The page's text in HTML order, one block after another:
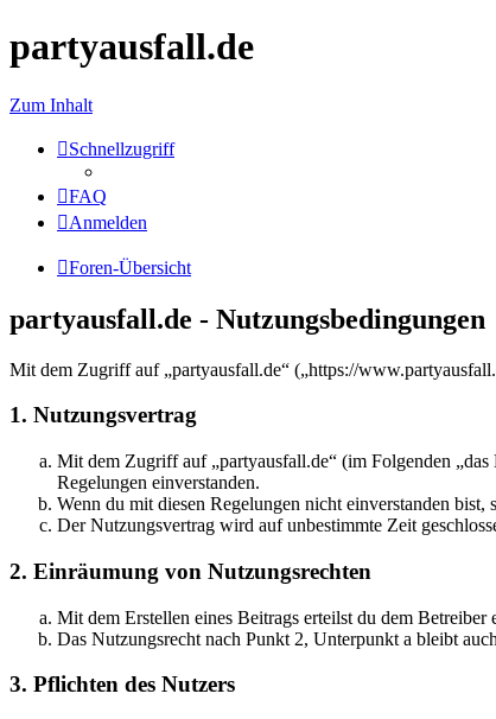
partyausfall.de
Zum Inhalt
Schnellzugriff
FAQ
Anmelden
Foren-Übersicht
partyausfall.de - Nutzungsbedingungen
Mit dem Zugriff auf „partyausfall.de“ („https://
1. Nutzungsvertrag
Mit dem Zugriff auf „partyausfall.de“ (im Folgenden
Regelungen einverstanden.
Wenn du mit diesen Regelungen nicht einverstanden
Der Nutzungsvertrag wird auf unbestimmte Zeit
2. Einräumung von Nutzungsrechten
Mit dem Erstellen eines Beitrags erteilst du dem
Das Nutzungsrecht nach Punkt 2, Unterpunkt a bleibt
3. Pflichten des Nutzers